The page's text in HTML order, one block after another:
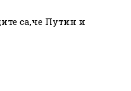
са,че Путин и